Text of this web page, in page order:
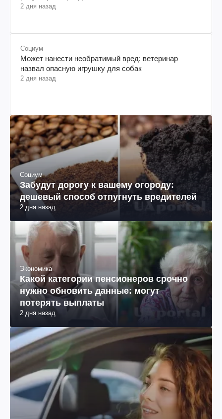
репутацией брендов
Социум
Может нанести необратимый вред: ветеринар
назвал опасную игрушку для собак
Социум
Забудут дорогу к вашему огороду:
дешевый способ отпугнуть вредителей
Экономика
Какой категории пенсионеров срочно
нужно обновить данные: могут
потерять выплаты